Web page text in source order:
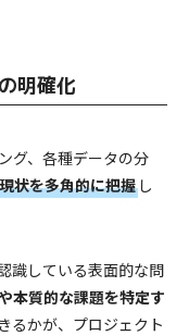
明確化
グ、各種データの分
現状を多角的に把握 し
識している表面的な問
本質的な課題を特定す
るかが、プロジェクト